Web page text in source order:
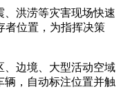
、洪涝等灾害现场快速
者位置，为指挥决策
、边境、大型活动空域
，自动标注位置并触